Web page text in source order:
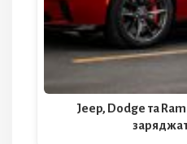
Jeep, Dodge та